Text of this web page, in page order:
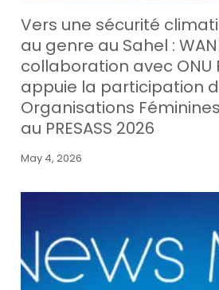
Vers une sécurité
au genre au Sahel :
collaboration avec ONU
appuie la participation
Organisations
au PRESASS 2026
May 4, 2026